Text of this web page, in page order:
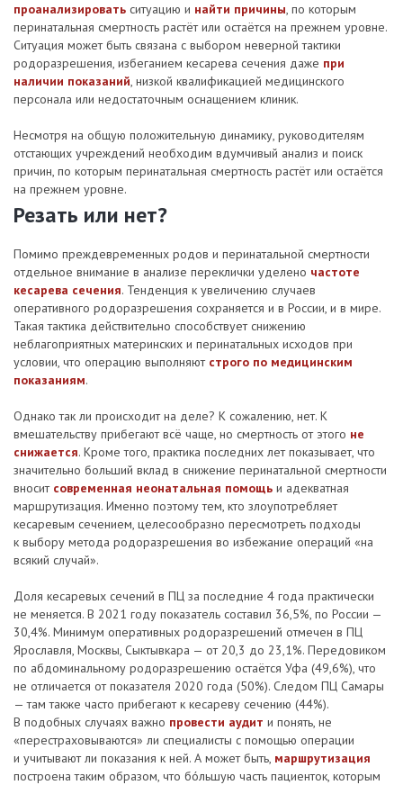
проанализировать ситуацию и найти причины, по которым
перинатальная смертность растёт или остаётся на прежнем уровне.
Ситуация может быть связана с выбором неверной тактики
родоразрешения, избеганием кесарева сечения даже при
наличии показаний, низкой квалификацией медицинского
персонала или недостаточным оснащением клиник.
Несмотря на общую положительную динамику, руководителям
отстающих учреждений необходим вдумчивый анализ и поиск
причин, по которым перинатальная смертность растёт или остаётся
на прежнем уровне.
Резать или нет?
Помимо преждевременных родов и перинатальной смертности
отдельное внимание в анализе переклички уделено частоте
кесарева сечения. Тенденция к увеличению случаев
оперативного родоразрешения сохраняется и в России, и в мире.
Такая тактика действительно способствует снижению
неблагоприятных материнских и перинатальных исходов при
условии, что операцию выполняют строго по медицинским
показаниям.
Однако так ли происходит на деле? К сожалению, нет. К
вмешательству прибегают всё чаще, но смертность от этого не
снижается. Кроме того, практика последних лет показывает, что
значительно больший вклад в снижение перинатальной смертности
вносит современная неонатальная помощь и адекватная
маршрутизация. Именно поэтому тем, кто злоупотребляет
кесаревым сечением, целесообразно пересмотреть подходы
к выбору метода родоразрешения во избежание операций «на
всякий случай».
Доля кесаревых сечений в ПЦ за последние 4 года практически
не меняется. В 2021 году показатель составил 36,5%, по России —
30,4%. Минимум оперативных родоразрешений отмечен в ПЦ
Ярославля, Москвы, Сыктывкара — от 20,3 до 23,1%. Передовиком
по абдоминальному родоразрешению остаётся Уфа (49,6%), что
не отличается от показателя 2020 года (50%). Следом ПЦ Самары
— там также часто прибегают к кесареву сечению (44%).
В подобных случаях важно провести аудит и понять, не
«перестраховываются» ли специалисты с помощью операции
и учитывают ли показания к ней. А может быть, маршрутизация
построена таким образом, что бóльшую часть пациенток, которым